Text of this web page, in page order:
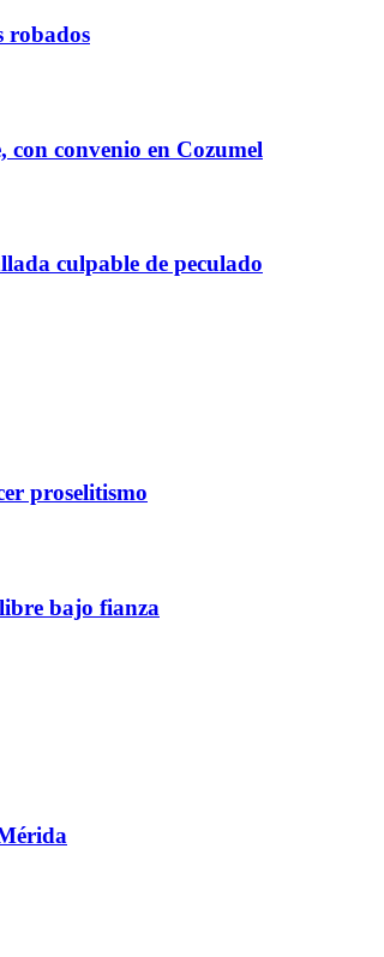
robados
convenio en Cozumel
culpable de peculado
proselitismo
bajo fianza